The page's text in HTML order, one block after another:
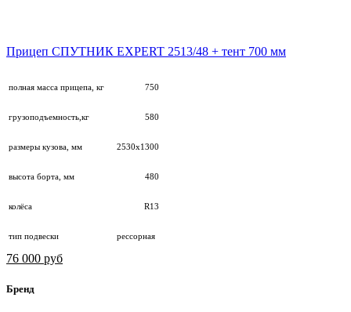
Прицеп СПУТНИК EXPERT 2513/48 + тент 700 мм
полная масса прицепа, кг 750
грузоподъемность,кг 580
размеры кузова, мм 2530х1300
высота борта, мм 480
колёса R13
тип подвески рессорная
76 000 руб
Бренд